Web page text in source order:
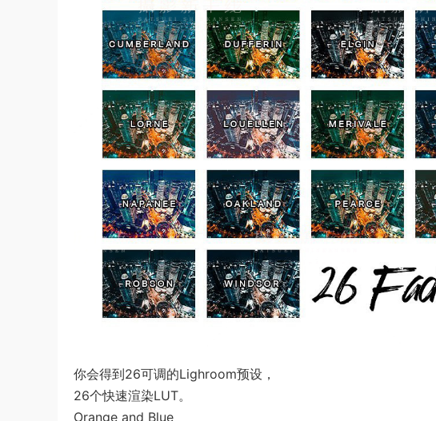
你会得到26可调的Lighroom预设，
26个快速渲染LUT。
Orange and Blue